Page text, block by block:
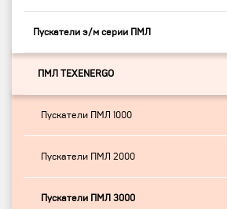
Пускатели э/м серии ПМЛ
ПМЛ TEXENERGO
Пускатели ПМЛ 1000
Пускатели ПМЛ 2000
Пускатели ПМЛ 3000